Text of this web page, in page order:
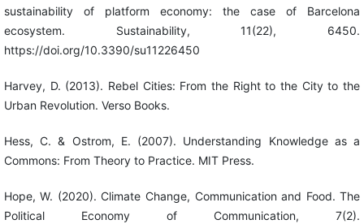
sustainability of platform economy: the case of Barcelona
ecosystem. Sustainability, 11(22), 6450.
https://doi.org/10.3390/su11226450
Harvey, D. (2013). Rebel Cities: From the Right to the City to the
Urban Revolution. Verso Books.
Hess, C. & Ostrom, E. (2007). Understanding Knowledge as a
Commons: From Theory to Practice. MIT Press.
Hope, W. (2020). Climate Change, Communication and Food. The
Political Economy of Communication, 7(2).